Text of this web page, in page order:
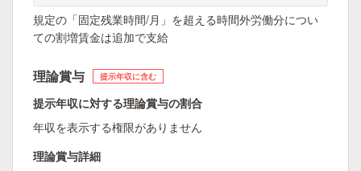
規定の「固定残業時間/月」を超える時間外労働分につい
ての割増賃金は追加で支給
理論賞与 提示年収に含む
提示年収に対する理論賞与の割合
年収を表示する権限がありません
理論賞与詳細